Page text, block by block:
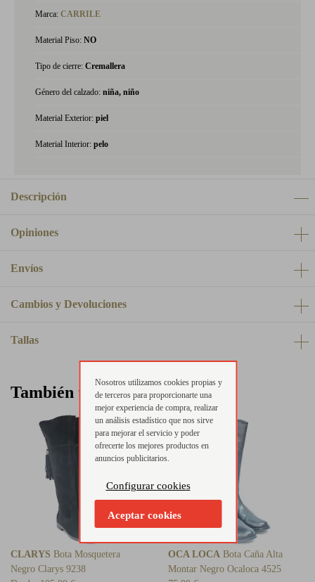
Marca: CARRILE
Material Piso: NO
Tipo de cierre: Cremallera
Género del calzado: niña, niño
Material Exterior: piel
Material Interior: pelo
Descripción
Opiniones
Envíos
Cambios y Devoluciones
Tallas
También te puede interesar
CLARYS Bota Mosquetera
Negro Clarys 9238
OCA LOCA Bota Caña Alta
Montar Negro Ocaloca 4525
Nosotros utilizamos cookies propias y
de terceros para proporcionarte una
mejor experiencia de compra, realizar
un análisis estadístico que nos sirve
para mejorar el servicio y poder
ofrecerte los mejores productos en
anuncios publicitarios.
Configurar cookies
Aceptar cookies